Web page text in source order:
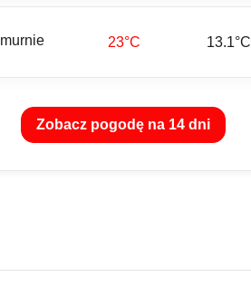
23°C 13.1°C
Zobacz pogodę na 14 dni